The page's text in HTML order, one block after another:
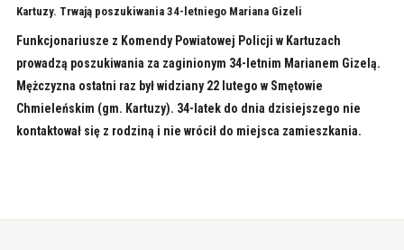
Kartuzy. Trwają poszukiwania 34-letniego Mariana Gizeli
Funkcjonariusze z Komendy Powiatowej Policji w Kartuzach
prowadzą poszukiwania za zaginionym 34-letnim Marianem Gizelą.
Mężczyzna ostatni raz był widziany 22 lutego w Smętowie
Chmieleńskim (gm. Kartuzy). 34-latek do dnia dzisiejszego nie
kontaktował się z rodziną i nie wrócił do miejsca zamieszkania.